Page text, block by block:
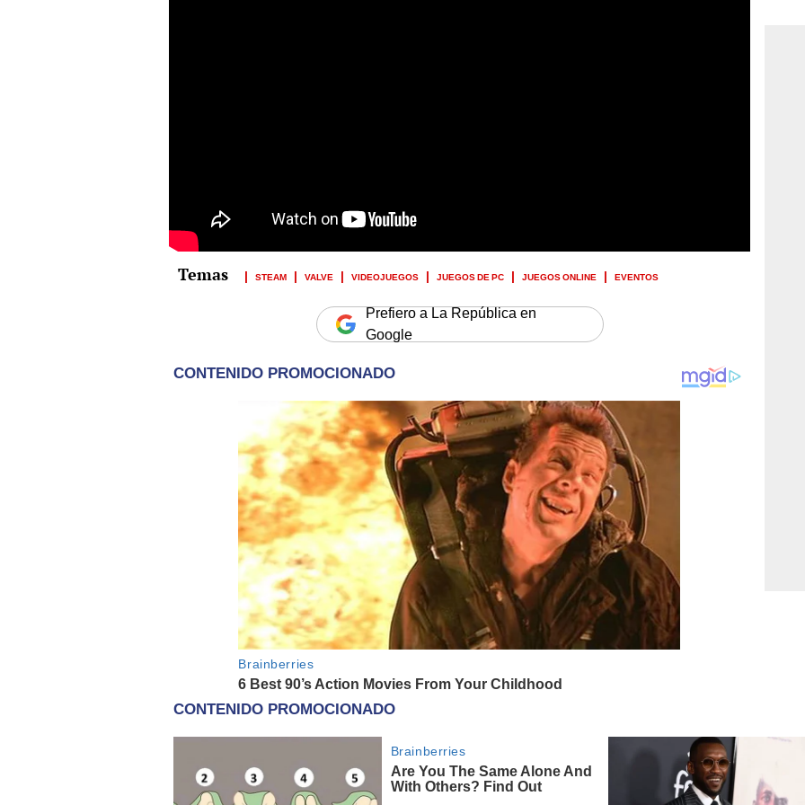
STEAM VALVE VIDEOJUEGOS JUEGOS DE PC JUEGOS ONLINE EVENTOS
Prefiero a La República en
Google